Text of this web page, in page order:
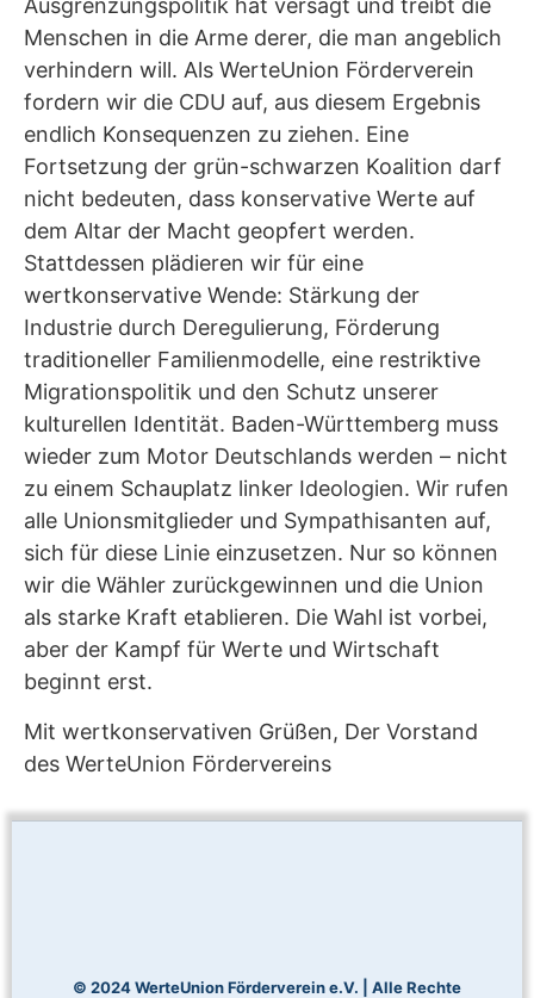
Ausgrenzungspolitik hat versagt und treibt die
Menschen in die Arme derer, die man angeblich
verhindern will. Als WerteUnion Förderverein
fordern wir die CDU auf, aus diesem Ergebnis
endlich Konsequenzen zu ziehen. Eine
Fortsetzung der grün-schwarzen Koalition darf
nicht bedeuten, dass konservative Werte auf
dem Altar der Macht geopfert werden.
Stattdessen plädieren wir für eine
wertkonservative Wende: Stärkung der
Industrie durch Deregulierung, Förderung
traditioneller Familienmodelle, eine restriktive
Migrationspolitik und den Schutz unserer
kulturellen Identität. Baden-Württemberg muss
wieder zum Motor Deutschlands werden – nicht
zu einem Schauplatz linker Ideologien. Wir rufen
alle Unionsmitglieder und Sympathisanten auf,
sich für diese Linie einzusetzen. Nur so können
wir die Wähler zurückgewinnen und die Union
als starke Kraft etablieren. Die Wahl ist vorbei,
aber der Kampf für Werte und Wirtschaft
beginnt erst.
Mit wertkonservativen Grüßen, Der Vorstand
des WerteUnion Fördervereins
© 2024 WerteUnion Förderverein e.V. | Alle Rechte